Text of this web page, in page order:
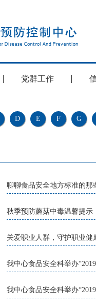
党群工作
D E F G
聊聊食品安全地方标准的那
秋季预防蘑菇中毒温馨提示
关爱职业人群，守护职业健
我中心食品安全科举办
我中心食品安全科举办